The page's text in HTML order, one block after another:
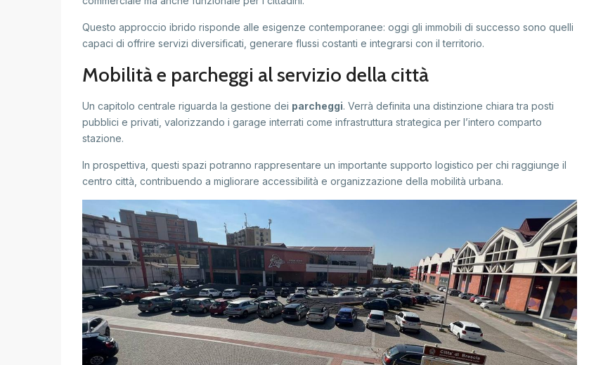
Questo approccio ibrido risponde alle esigenze contemporanee: oggi gli immobili di successo sono quelli
capaci di offrire servizi diversificati, generare flussi costanti e integrarsi con il territorio.
Mobilità e parcheggi al servizio della città
Un capitolo centrale riguarda la gestione dei parcheggi. Verrà definita una distinzione chiara tra posti
pubblici e privati, valorizzando i garage interrati come infrastruttura strategica per l’intero comparto
stazione.
In prospettiva, questi spazi potranno rappresentare un importante supporto logistico per chi raggiunge il
centro città, contribuendo a migliorare accessibilità e organizzazione della mobilità urbana.